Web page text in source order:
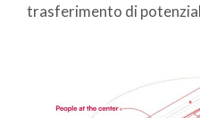
trasferimento di